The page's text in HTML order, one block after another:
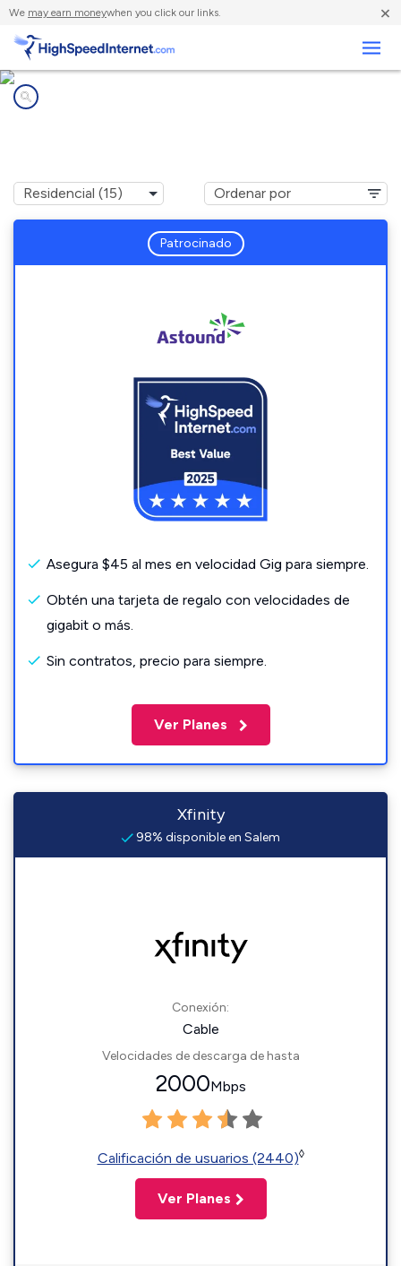
We may earn moneywhen you click our links. ×
Patrocinado
Asegura $45 al mes en velocidad Gig para siempre.
Obtén una tarjeta de regalo con velocidades de
gigabit o más.
Sin contratos, precio para siempre.
Ver Planes
Xfinity
98% disponible en Salem
Conexión:
Cable
Velocidades de descarga de hasta
2000Mbps
Calificación de usuarios (2440)◊
Ver Planes